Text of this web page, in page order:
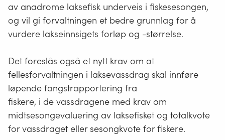
av anadrome laksefisk underveis i fiskesesongen,
og vil gi forvaltningen et bedre grunnlag for å
vurdere lakseinnsigets forløp og -størrelse.
Det foreslås også et nytt krav om at
fellesforvaltningen i laksevassdrag skal innføre
løpende fangstrapportering fra
fiskere, i de vassdragene med krav om
midtsesongevaluering av laksefisket og totalkvote
for vassdraget eller sesongkvote for fiskere.